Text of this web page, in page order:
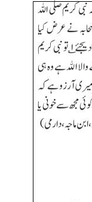
کریم صلی اللہ
نے عرض کیا
۱؎ تو نبی کریم
والا اﷲ ہے وہ ہی
میری آرزو ہے کہ
مجھ سے خونی یا
ماجہ،دارمی)